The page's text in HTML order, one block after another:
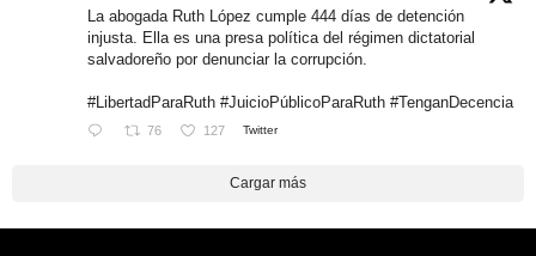
La abogada Ruth López cumple 444 días de detención
injusta. Ella es una presa política del régimen dictatorial
salvadoreño por denunciar la corrupción.
#LibertadParaRuth #JuicioPúblicoParaRuth #TenganDecencia
76 127 Twitter
Cargar más